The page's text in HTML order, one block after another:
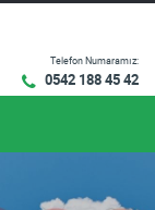
Telefon Numaramız:
0542 188 45 42